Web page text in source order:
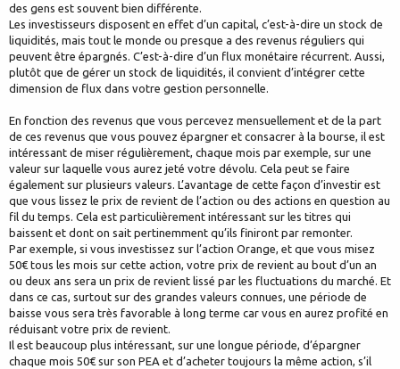
des gens est souvent bien différente.
Les investisseurs disposent en effet d’un capital, c’est-à-dire un stock de
liquidités, mais tout le monde ou presque a des revenus réguliers qui
peuvent être épargnés. C’est-à-dire d’un flux monétaire récurrent. Aussi,
plutôt que de gérer un stock de liquidités, il convient d’intégrer cette
dimension de flux dans votre gestion personnelle.
En fonction des revenus que vous percevez mensuellement et de la part
de ces revenus que vous pouvez épargner et consacrer à la bourse, il est
intéressant de miser régulièrement, chaque mois par exemple, sur une
valeur sur laquelle vous aurez jeté votre dévolu. Cela peut se faire
également sur plusieurs valeurs. L’avantage de cette façon d’investir est
que vous lissez le prix de revient de l’action ou des actions en question au
fil du temps. Cela est particulièrement intéressant sur les titres qui
baissent et dont on sait pertinemment qu’ils finiront par remonter.
Par exemple, si vous investissez sur l’action Orange, et que vous misez
50€ tous les mois sur cette action, votre prix de revient au bout d’un an
ou deux ans sera un prix de revient lissé par les fluctuations du marché. Et
dans ce cas, surtout sur des grandes valeurs connues, une période de
baisse vous sera très favorable à long terme car vous en aurez profité en
réduisant votre prix de revient.
Il est beaucoup plus intéressant, sur une longue période, d’épargner
chaque mois 50€ sur son PEA et d’acheter toujours la même action, s’il